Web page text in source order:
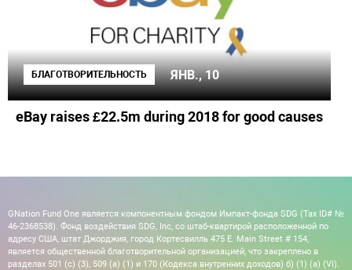
БЛАГОТВОРИТЕЛЬНОСТЬ ЯНВ., 10
eBay raises £22.5m during 2018 for good causes
GNation Fund One является компонентным фондом Импакт-фонда SDG (Tax ID# №
46-2368538). Фонд воздействия SDG, Inc, со штаб-квартирой расположенной по
адресу США, штат Джорджия, город Кортесвилль 475 E. Main Street # 154,
является общественной благотворительной организацией, что закреплено в
разделах 501 (c) (3), 509 (a) (1) и 170 (Кодекса внутренних доходов) б) (1) (а) (VI).